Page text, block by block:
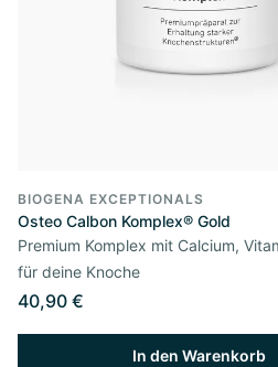
BIOGENA EXCEPTIONALS
Osteo Calbon Komplex® Gold
Premium Komplex mit Calcium,
für deine Knoche
40,90 €
In den Warenkorb